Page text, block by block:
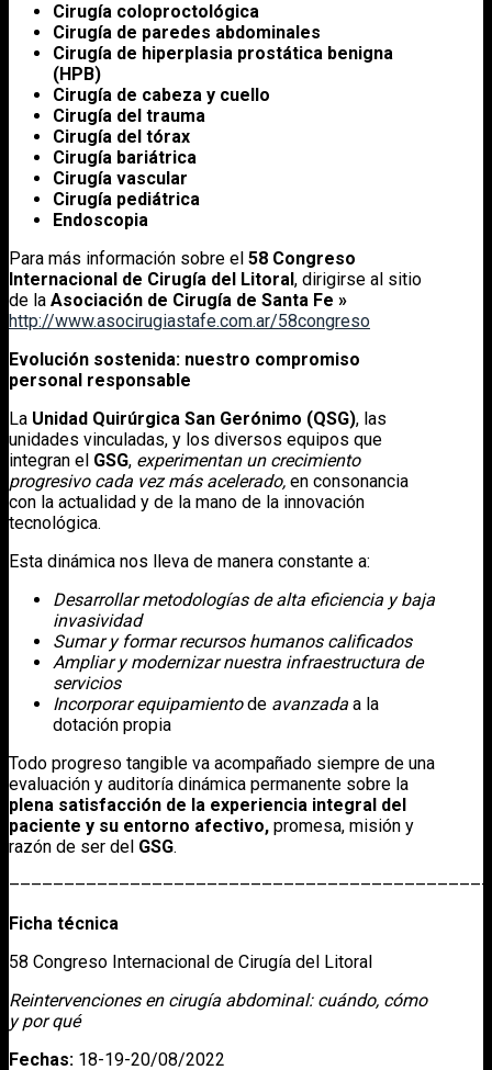
Cirugía coloproctológica
Cirugía de paredes abdominales
Cirugía de hiperplasia prostática benigna
(HPB)
Cirugía de cabeza y cuello
Cirugía del trauma
Cirugía del tórax
Cirugía bariátrica
Cirugía vascular
Cirugía pediátrica
Endoscopia
Para más información sobre el 58 Congreso
Internacional de Cirugía del Litoral, dirigirse al sitio
de la Asociación de Cirugía de Santa Fe »
http://www.asocirugiastafe.com.ar/58congreso
Evolución sostenida: nuestro compromiso
personal responsable
La Unidad Quirúrgica San Gerónimo (QSG), las
unidades vinculadas, y los diversos equipos que
integran el GSG, experimentan un crecimiento
progresivo cada vez más acelerado, en consonancia
con la actualidad y de la mano de la innovación
tecnológica.
Esta dinámica nos lleva de manera constante a:
Desarrollar metodologías de alta eficiencia y baja
invasividad
Sumar y formar recursos humanos calificados
Ampliar y modernizar nuestra infraestructura de
servicios
Incorporar equipamientode avanzada a la
dotación propia
Todo progreso tangible va acompañado siempre de una
evaluación y auditoría dinámica permanente sobre la
plena satisfacción de la experiencia integral del
paciente y su entorno afectivo, promesa, misión y
razón de ser del GSG.
Ficha técnica
58 Congreso Internacional de Cirugía del Litoral
Reintervenciones en cirugía abdominal: cuándo, cómo
y por qué
Fechas: 18-19-20/08/2022